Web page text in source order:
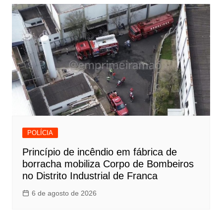
POLÍCIA
Princípio de incêndio em fábrica de
borracha mobiliza Corpo de Bombeiros
no Distrito Industrial de Franca
6 de agosto de 2026